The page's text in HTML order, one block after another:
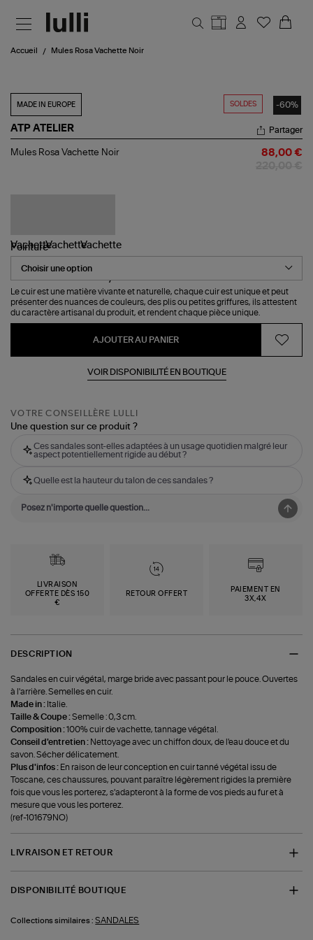
Accueil Mules Rosa Vachette Noir
SOLDES -60%
MADE IN EUROPE
ATP ATELIER
Mules
Partager
Mules Rosa Vachette Noir 88,00 €
Pointure
Le cuir est une matière vivante et naturelle, chaque cuir est unique et peut
présenter des nuances de couleurs, des plis ou petites griffures, ils attestent
du caractère artisanal du produit, et rendent chaque pièce unique.
AJOUTER AU PANIER
VOIR DISPONIBILITÉ EN BOUTIQUE
VOTRE CONSEILLÈRE LULLI
Une question sur ce produit ?
Ces sandales sont-elles adaptées à un usage quotidien malgré leur
aspect potentiellement rigide au début ?
Quelle est la hauteur du talon de ces sandales ?
LIVRAISON
OFFERTE DÈS 150
€
RETOUR OFFERT
PAIEMENT EN
3X,4X
DESCRIPTION
Sandales en cuir végétal, marge bride avec passant pour le pouce. Ouvertes
à l'arrière. Semelles en cuir.
Made in : Italie.
Taille & Coupe :Semelle : 0,3 cm.
Composition :100% cuir de vachette, tannage végétal.
Conseil d'entretien : Nettoyage avec un chiffon doux, de l'eau douce et du
savon. Sécher délicatement.
Plus d'infos : En raison de leur conception en cuir tanné végétal issu de
Toscane, ces chaussures, pouvant paraître légèrement rigides la première
fois que vous les porterez, s'adapteront à la forme de vos pieds au fur et à
mesure que vous les porterez.
(ref-101679NO)
LIVRAISON ET RETOUR
DISPONIBILITÉ BOUTIQUE
Collections similaires : SANDALES